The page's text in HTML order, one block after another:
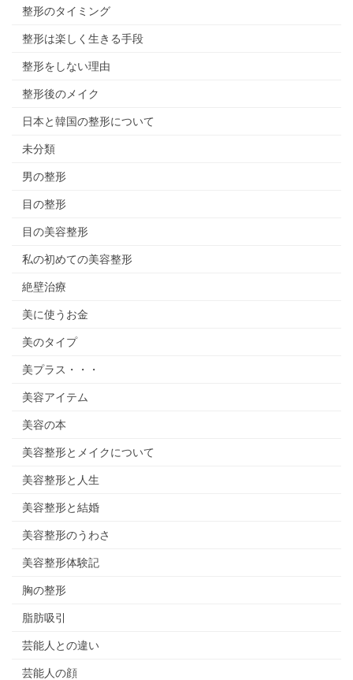
整形のタイミング
整形は楽しく生きる手段
整形をしない理由
整形後のメイク
日本と韓国の整形について
未分類
男の整形
目の整形
目の美容整形
私の初めての美容整形
絶壁治療
美に使うお金
美のタイプ
美プラス・・・
美容アイテム
美容の本
美容整形とメイクについて
美容整形と人生
美容整形と結婚
美容整形のうわさ
美容整形体験記
胸の整形
脂肪吸引
芸能人との違い
芸能人の顔